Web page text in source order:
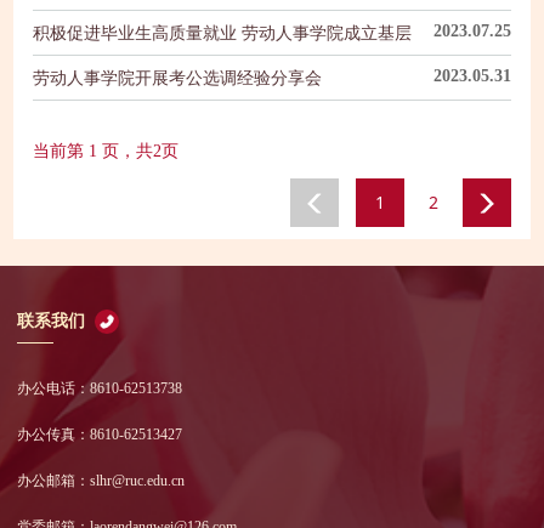
积极促进毕业生高质量就业 劳动人事学院成立基层
2023.07.25
劳动人事学院开展考公选调经验分享会 2023.05.31
当前第 1 页，共2页
1 2
联系我们
办公电话：8610-62513738
办公传真：8610-62513427
办公邮箱：slhr@ruc.edu.cn